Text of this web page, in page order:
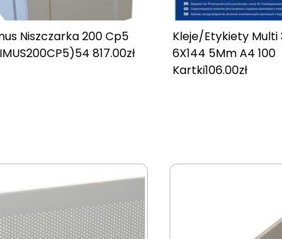
Niszczarka 200 Cp5
54 817.00zł
Kleje/Etykiety Multi
6X144 5Mm A4 100
Kartki106.00zł